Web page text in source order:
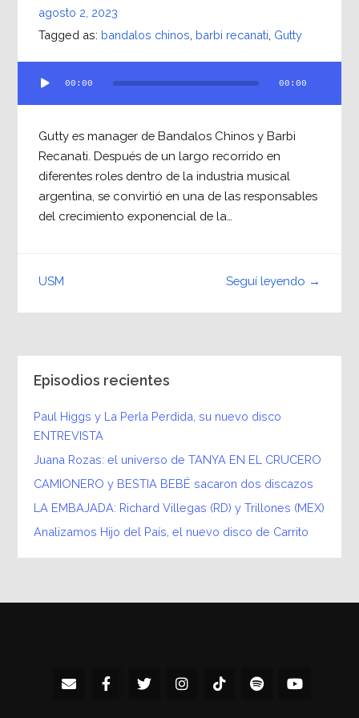
agosto 2, 2023
Tagged as: bandalos chinos barbi recanati Gutty
00:00 00:00
Gutty es manager de Bandalos Chinos y Barbi
Recanati. Después de un largo recorrido en
diferentes roles dentro de la industria musical
argentina, se convirtió en una de las responsables
del crecimiento exponencial de la…
Seguí leyendo →
USM
Episodios recientes
Paul Higgs y La Perla Perdida, su nuevo disco
ENTREVISTA
Juana Rozas: el universo de TANYA EN EL CRUCERO
CAMIONERO y BESTIA BEBÉ sacaron dos discazos
LA EMBAJADA: Richard Villegas (RD) y Trillones (MEX)
Analizamos Hijo del País, el nuevo disco de Carrito